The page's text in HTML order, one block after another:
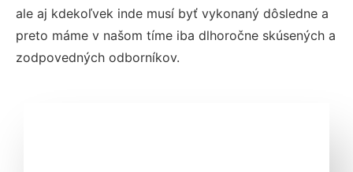
ale aj kdekoľvek inde musí byť vykonaný dôsledne a
preto máme v našom tíme iba dlhoročne skúsených a
zodpovedných odborníkov.